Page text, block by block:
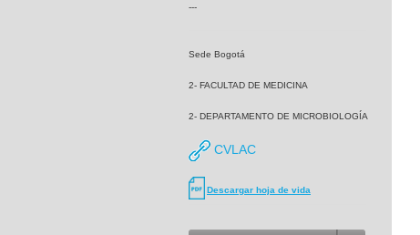
---
Sede Bogotá
2- FACULTAD DE MEDICINA
2- DEPARTAMENTO DE MICROBIOLOGÍA
CVLAC
Descargar hoja de vida